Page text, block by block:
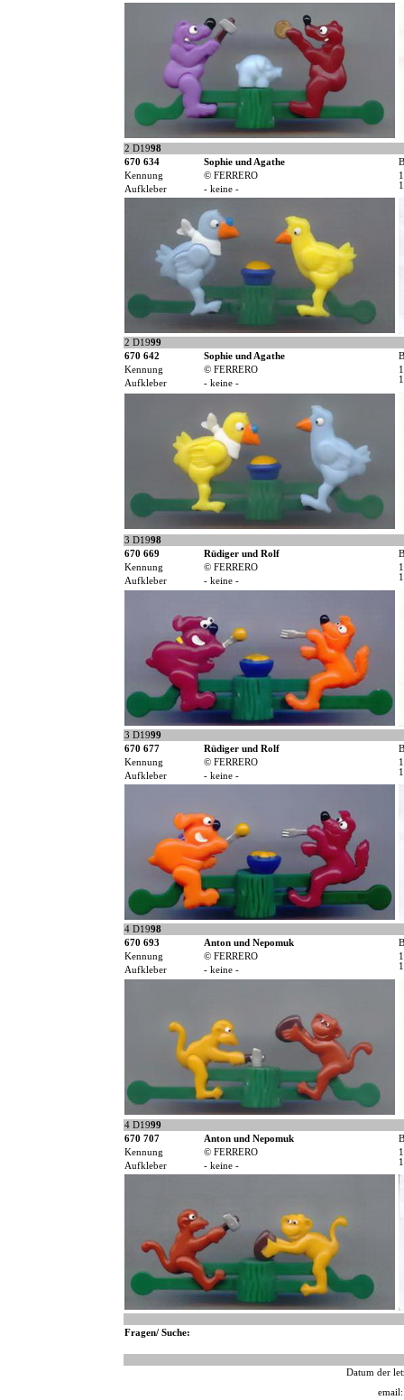
2 D1998
670 634
Sophie und Agathe
Kennung
© FERRERO
Aufkleber - keine -
2 D1999
670 642
Sophie und Agathe
Kennung
© FERRERO
Aufkleber - keine -
3 D1998
670 669
Rüdiger und Rolf
Kennung
© FERRERO
Aufkleber - keine -
3 D1999
670 677
Rüdiger und Rolf
Kennung
© FERRERO
Aufkleber - keine -
4 D1998
670 693
Anton und Nepomuk
Kennung
© FERRERO
Aufkleber - keine -
4 D1999
670 707
Anton und Nepomuk
Kennung
© FERRERO
Aufkleber - keine -
Fragen/ Suche:
Datum der